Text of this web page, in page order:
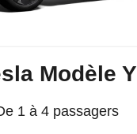
Modèle Y
1 à 4 passagers